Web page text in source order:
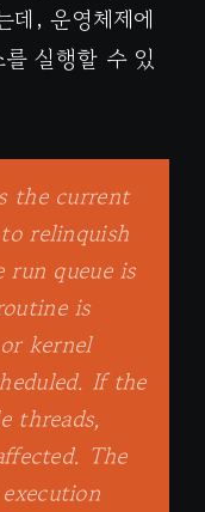
데, 운영체제에
실행할 수 있
the current
relinquish
run queue is
is
kernel
If the
threads,
The